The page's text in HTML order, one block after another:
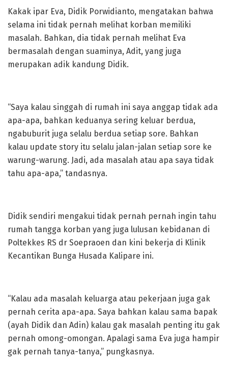
Kakak ipar Eva, Didik Porwidianto, mengatakan bahwa
selama ini tidak pernah melihat korban memiliki
masalah. Bahkan, dia tidak pernah melihat Eva
bermasalah dengan suaminya, Adit, yang juga
merupakan adik kandung Didik.
“Saya kalau singgah di rumah ini saya anggap tidak ada
apa-apa, bahkan keduanya sering keluar berdua,
ngabuburit juga selalu berdua setiap sore. Bahkan
kalau update story itu selalu jalan-jalan setiap sore ke
warung-warung. Jadi, ada masalah atau apa saya tidak
tahu apa-apa,” tandasnya.
Didik sendiri mengakui tidak pernah pernah ingin tahu
rumah tangga korban yang juga lulusan kebidanan di
Poltekkes RS dr Soepraoen dan kini bekerja di Klinik
Kecantikan Bunga Husada Kalipare ini.
“Kalau ada masalah keluarga atau pekerjaan juga gak
pernah cerita apa-apa. Saya bahkan kalau sama bapak
(ayah Didik dan Adin) kalau gak masalah penting itu gak
pernah omong-omongan. Apalagi sama Eva juga hampir
gak pernah tanya-tanya,” pungkasnya.